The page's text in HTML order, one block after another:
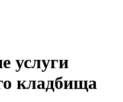
услуги
кладбища